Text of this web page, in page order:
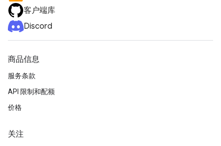
客户端库
Discord
商品信息
服务条款
API 限制和配额
价格
关注